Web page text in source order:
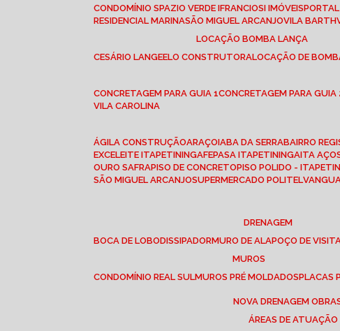
CONDOMÍNIO SPAZIO VERDE I FRANCIOSI IMÓVEIS
RESIDENCIAL MARINA SÃO MIGUEL ARCANJO VILA BARTH
LOCAÇÃO BOMBA LANÇA
CESÁRIO LANGE ELO CONSTRUTORA LOCAÇÃO DE
CONCRETAGEM PARA GUIA 1 CONCRETAGEM PARA GUIA
VILA CAROLINA
ÁGILA CONSTRUÇÃO ARAÇOIABA DA SERRA BAIRRO
EXCELEITE ITAPETININGA FEPASA ITAPETININGA ITA
OURO SAFRA PISO DE CONCRETO PISO POLIDO -
SÃO MIGUEL ARCANJO SUPERMERCADO POLITEL
DRENAGEM
BOCA DE LOBO DISSIPADOR MURO DE ALA POÇO DE
MUROS
CONDOMÍNIO REAL SUL
MUROS PRÉ MOLDADOS PLACAS
NOVA DRENAGEM
ÁREAS DE ATUAÇÃO